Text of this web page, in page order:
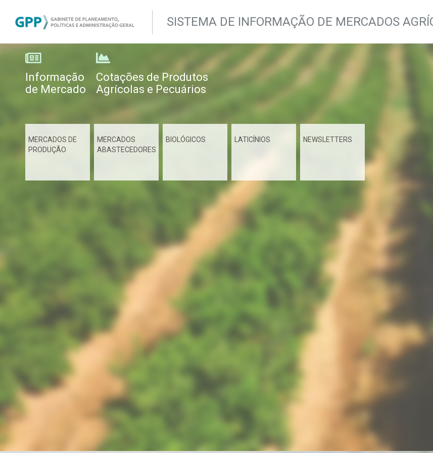
SISTEMA DE INFORMAÇÃO DE MERCADOS
Informação
de Mercado
Cotações de Produtos
Agrícolas e Pecuários
MERCADOS DE
PRODUÇÃO
MERCADOS
ABASTECEDORES
BIOLÓGICOS LATICÍNIOS NEWSLETTERS